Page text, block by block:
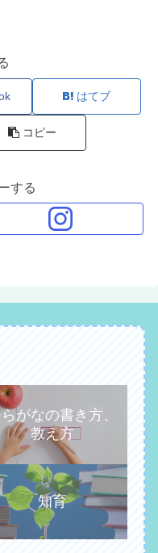
はてブ
コピー
する
がなの書き方、
教え方
知育